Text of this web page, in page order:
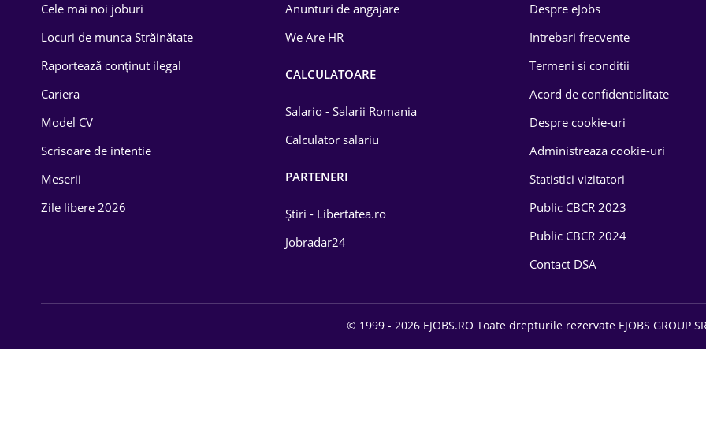
Media / Internet
Cele mai noi joburi
Locuri de munca Străinătate
Raportează conținut ilegal
Cariera
Model CV
Scrisoare de intentie
Meserii
Zile libere 2026
Anunturi de angajare
We Are HR
CALCULATOARE
Salario - Salarii Romania
Calculator salariu
PARTENERI
Știri - Libertatea.ro
Jobradar24
Despre eJobs
Intrebari frecvente
Termeni si conditii
Acord de confidentialitate
Despre cookie-uri
Administreaza cookie-uri
Statistici vizitatori
Public CBCR 2023
Public CBCR 2024
Contact DSA
© 1999 - 2026 EJOBS.RO Toate drepturile rezervate EJOBS GROUP